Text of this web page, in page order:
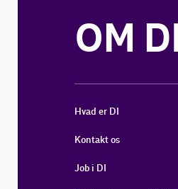
OM
Hvad er DI
Kontakt os
Job i DI